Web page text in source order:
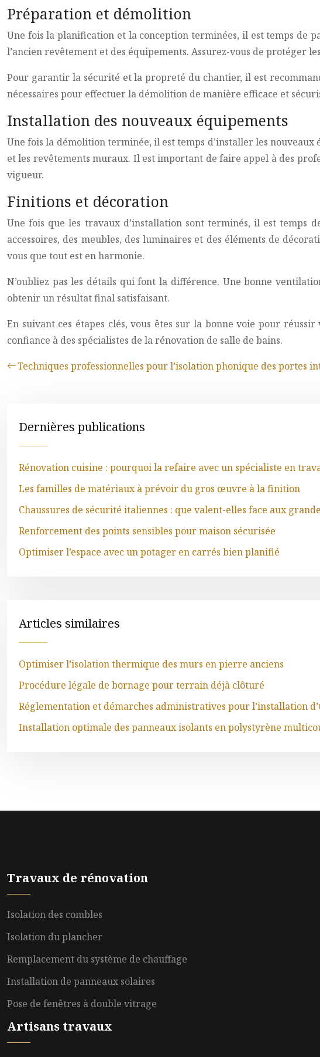
Préparation et démolition
Une fois la planification et la conception terminées, il est temps de
l’ancien revêtement et des équipements. Assurez-vous de protéger
Pour garantir la sécurité et la propreté du chantier, il est
nécessaires pour effectuer la démolition de manière efficace et
Installation des nouveaux équipements
Une fois la démolition terminée, il est temps d’installer les
et les revêtements muraux. Il est important de faire appel à des
vigueur.
Finitions et décoration
Une fois que les travaux d’installation sont terminés, il est temps
accessoires, des meubles, des luminaires et des éléments de
vous que tout est en harmonie.
N’oubliez pas les détails qui font la différence. Une bonne
obtenir un résultat final satisfaisant.
En suivant ces étapes clés, vous êtes sur la bonne voie pour
confiance à des spécialistes de la rénovation de salle de bains.
Techniques professionnelles pour l’isolation phonique des portes
Dernières publications
Rénovation cuisine : pourquoi la refaire avec un spécialiste en
Les familles de matériaux à prévoir du gros œuvre à la finition
Chaussures de sécurité italiennes : que valent-elles face aux
Renforcement des points sensibles pour maison sécurisée
Optimiser l’espace avec un potager en carrés bien planifié
Articles similaires
Optimiser l’isolation thermique des murs en pierre anciens
Procédure légale de bornage pour terrain déjà clôturé
Réglementation et démarches administratives pour l’installation
Installation optimale des panneaux isolants en polystyrène
Travaux de rénovation
Isolation des combles
Isolation du plancher
Remplacement du système de chauffage
Installation de panneaux solaires
Pose de fenêtres à double vitrage
Artisans travaux